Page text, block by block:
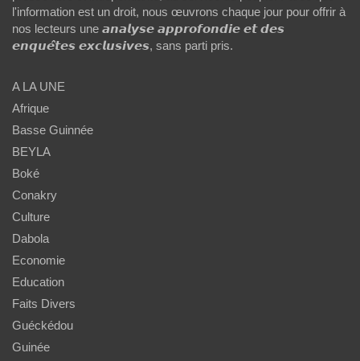
l'information est un droit, nous œuvrons chaque jour pour offrir à
nos lecteurs une 𝙖𝙣𝙖𝙡𝙮𝙨𝙚 𝙖𝙥𝙥𝙧𝙤𝙛𝙤𝙣𝙙𝙞𝙚 𝙚𝙩 𝙙𝙚𝙨
𝙚𝙣𝙦𝙪𝙚̂𝙩𝙚𝙨 𝙚𝙭𝙘𝙡𝙪𝙨𝙞𝙫𝙚𝙨, sans parti pris.
A LA UNE
Afrique
Basse Guinnée
BEYLA
Boké
Conakry
Culture
Dabola
Economie
Education
Faits Divers
Guéckédou
Guinée